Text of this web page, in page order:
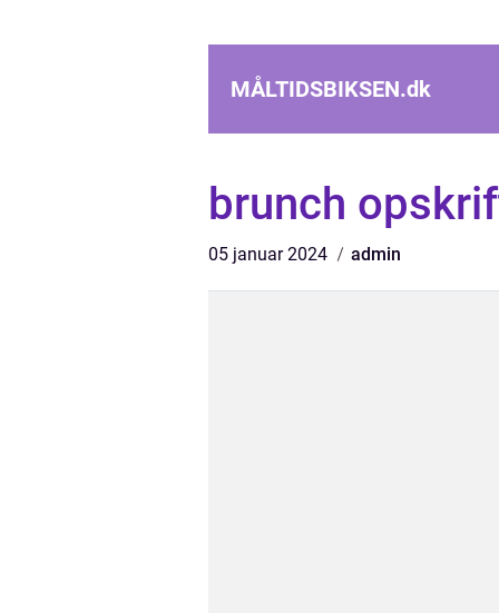
MÅLTIDSBIKSEN.dk
brunch
05 januar 2024 admin